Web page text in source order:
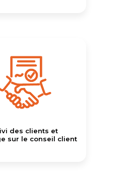
des clients et
sur le conseil client